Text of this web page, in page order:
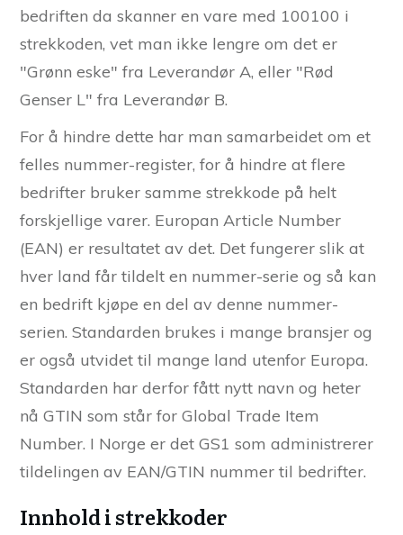
bedriften da skanner en vare med 100100 i
strekkoden, vet man ikke lengre om det er
"Grønn eske" fra Leverandør A, eller "Rød
Genser L" fra Leverandør B.
For å hindre dette har man samarbeidet om et
felles nummer-register, for å hindre at flere
bedrifter bruker samme strekkode på helt
forskjellige varer. Europan Article Number
(EAN) er resultatet av det. Det fungerer slik at
hver land får tildelt en nummer-serie og så kan
en bedrift kjøpe en del av denne nummer-
serien. Standarden brukes i mange bransjer og
er også utvidet til mange land utenfor Europa.
Standarden har derfor fått nytt navn og heter
nå GTIN som står for Global Trade Item
Number. I Norge er det GS1 som administrerer
tildelingen av EAN/GTIN nummer til bedrifter.
Innhold i strekkoder